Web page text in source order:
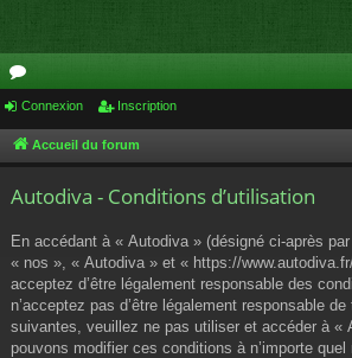
or
u
Connexion Inscription
Accueil du forum
Autodiva - Conditions d’utilisation
En accédant à « Autodiva » (désigné ci-après
« nos », « Autodiva » et « https://
acceptez d’être légalement responsable des
n’acceptez pas d’être légalement responsable
suivantes, veuillez ne pas utiliser et accéder à «
pouvons modifier ces conditions à n’importe